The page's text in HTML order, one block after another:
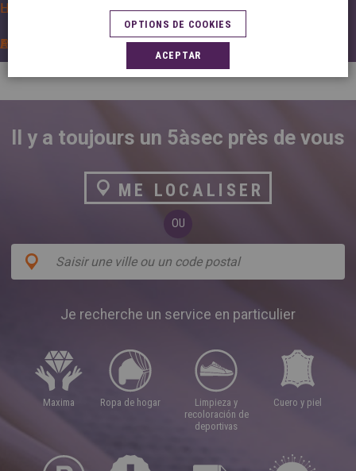
Home delivery (spanish)
APP 5ÀSEC
Lavandería
PLANCHADO A MANO
Edredones
Ropa de hogar
Arreglos
Antiácaros
Antimanchas
Higienizante
Il y a toujours un 5àsec près de vous
ME LOCALISER
OU
Je recherche un service en particulier
maxima ropa de hogar
limpieza y
recoloración de
deportivas
cuero y piel
ACEPTAR
OPTIONS DE COOKIES